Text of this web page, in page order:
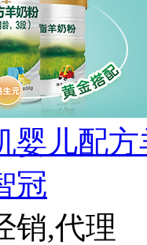
婴儿配
冠
销,代理